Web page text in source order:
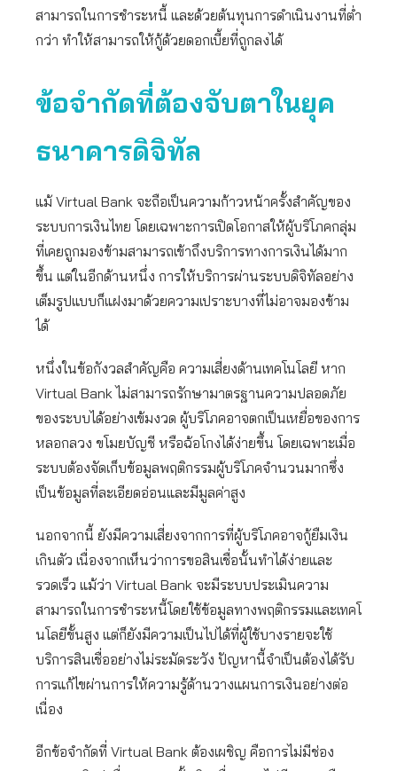
สามารถในการชำระหนี้ และด้วยต้นทุนการดำเนินงานที่ต่ำ
กว่า ทำให้สามารถให้กู้ด้วยดอกเบี้ยที่ถูกลงได้
ข้อจำกัดที่ต้องจับตาในยุค
ธนาคารดิจิทัล
แม้ Virtual Bank จะถือเป็นความก้าวหน้าครั้งสำคัญของ
ระบบการเงินไทย โดยเฉพาะการเปิดโอกาสให้ผู้บริโภคกลุ่ม
ที่เคยถูกมองข้ามสามารถเข้าถึงบริการทางการเงินได้มาก
ขึ้น แต่ในอีกด้านหนึ่ง การให้บริการผ่านระบบดิจิทัลอย่าง
เต็มรูปแบบก็แฝงมาด้วยความเปราะบางที่ไม่อาจมองข้าม
ได้
หนึ่งในข้อกังวลสำคัญคือ ความเสี่ยงด้านเทคโนโลยี หาก
Virtual Bank ไม่สามารถรักษามาตรฐานความปลอดภัย
ของระบบได้อย่างเข้มงวด ผู้บริโภคอาจตกเป็นเหยื่อของการ
หลอกลวง ขโมยบัญชี หรือฉ้อโกงได้ง่ายขึ้น โดยเฉพาะเมื่อ
ระบบต้องจัดเก็บข้อมูลพฤติกรรมผู้บริโภคจำนวนมากซึ่ง
เป็นข้อมูลที่ละเอียดอ่อนและมีมูลค่าสูง
นอกจากนี้ ยังมีความเสี่ยงจากการที่ผู้บริโภคอาจกู้ยืมเงิน
เกินตัว เนื่องจากเห็นว่าการขอสินเชื่อนั้นทำได้ง่ายและ
รวดเร็ว แม้ว่า Virtual Bank จะมีระบบประเมินความ
สามารถในการชำระหนี้โดยใช้ข้อมูลทางพฤติกรรมและเทคโ
นโลยีขั้นสูง แต่ก็ยังมีความเป็นไปได้ที่ผู้ใช้บางรายจะใช้
บริการสินเชื่ออย่างไม่ระมัดระวัง ปัญหานี้จำเป็นต้องได้รับ
การแก้ไขผ่านการให้ความรู้ด้านวางแผนการเงินอย่างต่อ
เนื่อง
อีกข้อจำกัดที่ Virtual Bank ต้องเผชิญ คือการไม่มีช่อง